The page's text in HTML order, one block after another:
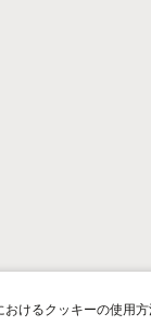
けるクッキーの使用